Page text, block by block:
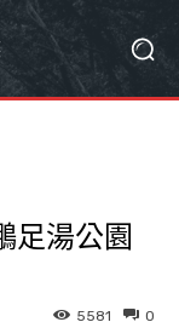
湯公園
0
5581